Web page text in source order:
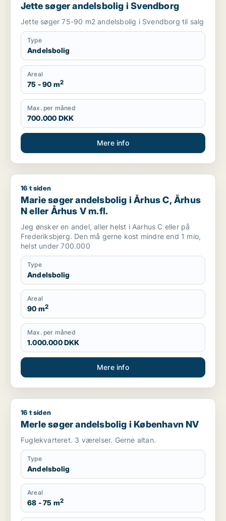
Jette søger andelsbolig i Svendborg
Jette søger 75-90 m2 andelsbolig i Svendborg til salg
Type
Andelsbolig
Areal
75 - 90 m2
Max. per måned
700.000 DKK
Mere info
Marie søger andelsbolig i Århus C, Århus N eller Århus V m.fl.
16 t siden
Marie søger andelsbolig i Århus C, Århus
N eller Århus V m.fl.
Jeg ønsker en andel, aller helst i Aarhus C eller på
Frederiksbjerg. Den må gerne kost mindre end 1 mio,
helst under 700.000
Type
Andelsbolig
Areal
90 m2
Max. per måned
1.000.000 DKK
Mere info
Merle søger andelsbolig i København NV
16 t siden
Merle søger andelsbolig i København NV
Fuglekvarteret. 3 værelser. Gerne altan.
Type
Andelsbolig
Areal
68 - 75 m2